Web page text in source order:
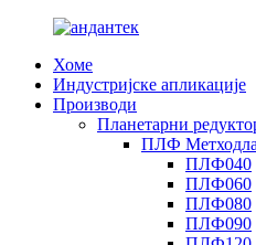
Хоме
Индустријске апликације
Производи
Планетарни
ПЛФ
ПЛФ040
ПЛФ060
ПЛФ080
ПЛФ090